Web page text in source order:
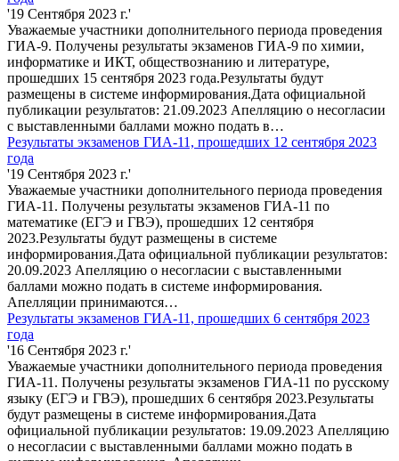
'19 Сентября 2023 г.'
Уважаемые участники дополнительного периода проведения
ГИА-9. Получены результаты экзаменов ГИА-9 по химии,
информатике и ИКТ, обществознанию и литературе,
прошедших 15 сентября 2023 года.Результаты будут
размещены в системе информирования.Дата официальной
публикации результатов: 21.09.2023 Апелляцию о несогласии
с выставленными баллами можно подать в…
Результаты экзаменов ГИА-11, прошедших 12 сентября 2023
года
'19 Сентября 2023 г.'
Уважаемые участники дополнительного периода проведения
ГИА-11. Получены результаты экзаменов ГИА-11 по
математике (ЕГЭ и ГВЭ), прошедших 12 сентября
2023.Результаты будут размещены в системе
информирования.Дата официальной публикации результатов:
20.09.2023 Апелляцию о несогласии с выставленными
баллами можно подать в системе информирования.
Апелляции принимаются…
Результаты экзаменов ГИА-11, прошедших 6 сентября 2023
года
'16 Сентября 2023 г.'
Уважаемые участники дополнительного периода проведения
ГИА-11. Получены результаты экзаменов ГИА-11 по русскому
языку (ЕГЭ и ГВЭ), прошедших 6 сентября 2023.Результаты
будут размещены в системе информирования.Дата
официальной публикации результатов: 19.09.2023 Апелляцию
о несогласии с выставленными баллами можно подать в